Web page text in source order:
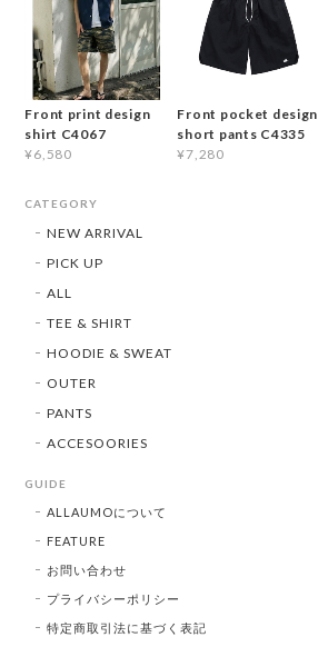
Front print design
shirt C4067
¥6,580
Front pocket design
short pants C4335
¥7,280
CATEGORY
NEW ARRIVAL
PICK UP
ALL
TEE & SHIRT
HOODIE & SWEAT
OUTER
PANTS
ACCESOORIES
GUIDE
ALLAUMOについて
FEATURE
お問い合わせ
プライバシーポリシー
特定商取引法に基づく表記